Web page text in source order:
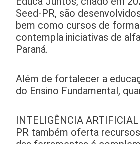
Seed-PR, são
bem como cursos de
contempla iniciativas de
Paraná.
Além de fortalecer a
do Ensino Fundamental,
INTELIGÊNCIA
PR também oferta